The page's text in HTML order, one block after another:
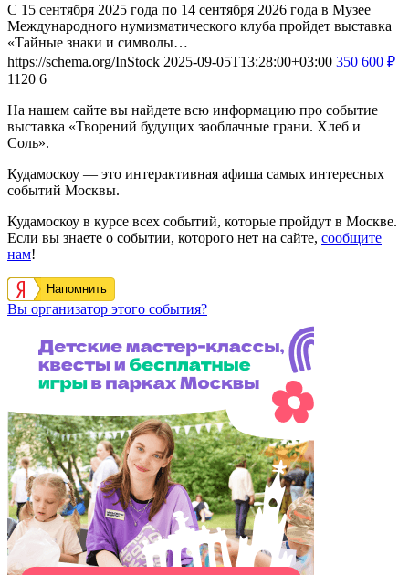
С 15 сентября 2025 года по 14 сентября 2026 года в Музее
Международного нумизматического клуба пройдет выставка
«Тайные знаки и символы…
https://schema.org/InStock 2025-09-05T13:28:00+03:00 350 600 ₽
1120 6
На нашем сайте вы найдете всю информацию про событие
выставка «Творений будущих заоблачные грани. Хлеб и
Соль».
Кудамоскоу — это интерактивная афиша самых интересных
событий Москвы.
Кудамоскоу в курсе всех событий, которые пройдут в Москве.
Если вы знаете о событии, которого нет на сайте, сообщите
нам!
Напомнить
Вы организатор этого события?